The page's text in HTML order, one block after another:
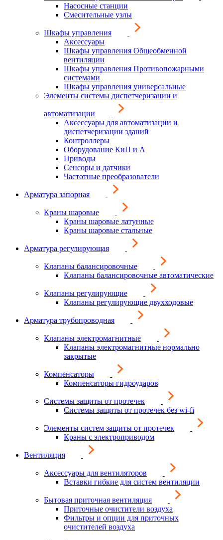
Насосные станции
Смесительные узлы
Шкафы управления
Аксессуары
Шкафы управления Общеобменной
вентиляции
Шкафы управления Противопожарными
системами
Шкафы управления универсальные
Элементы системы диспетчеризации и
автоматизации
Аксессуары для автоматизации и
диспетчеризации зданий
Контроллеры
Оборудование КиП и А
Приводы
Сенсоры и датчики
Частотные преобразователи
Арматура запорная
Краны шаровые
Краны шаровые латунные
Краны шаровые стальные
Арматура регулирующая
Клапаны балансировочные
Клапаны балансировочные автоматические
Клапаны регулирующие
Клапаны регулирующие двухходовые
Арматура трубопроводная
Клапаны электромагнитные
Клапаны электромагнитные нормально
закрытые
Компенсаторы
Компенсаторы гидроударов
Системы защиты от протечек
Системы защиты от протечек без wi-fi
Элементы систем защиты от протечек
Краны с электроприводом
Вентиляция
Аксессуары для вентиляторов
Вставки гибкие для систем вентиляции
Бытовая приточная вентиляция
Приточные очистители воздуха
Фильтры и опции для приточных
очистителей воздуха